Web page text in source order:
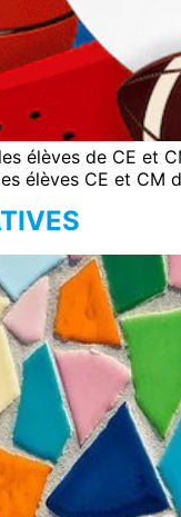
élèves de CE et
élèves CE et